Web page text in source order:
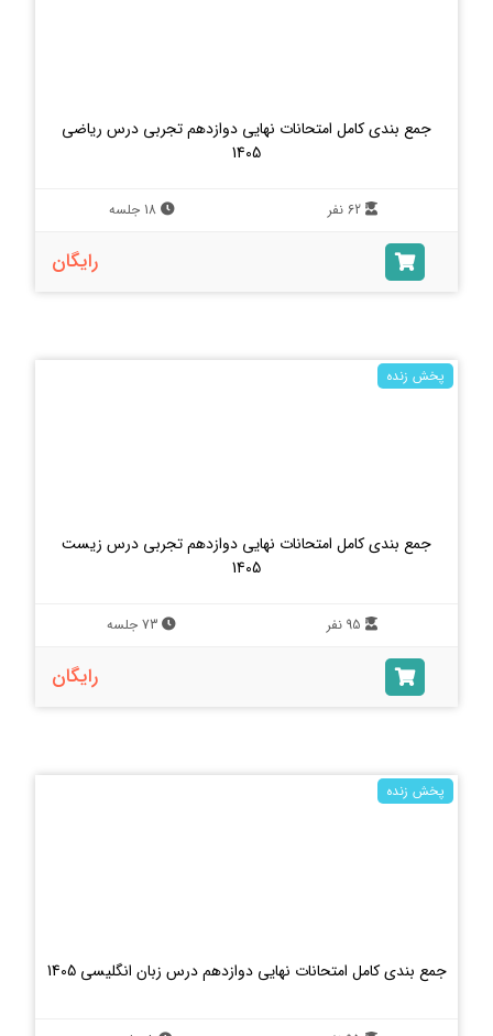
جمع بندی کامل امتحانات نهایی دوازدهم تجربی درس ریاضی
1405
62 نفر 18 جلسه
رایگان
جمع بندی کامل امتحانات نهایی دوازدهم تجربی درس زیست
1405
پخش زنده
95 نفر 73 جلسه
رایگان
جمع بندی کامل امتحانات نهایی دوازدهم درس زبان انگلیسی 1405
پخش زنده